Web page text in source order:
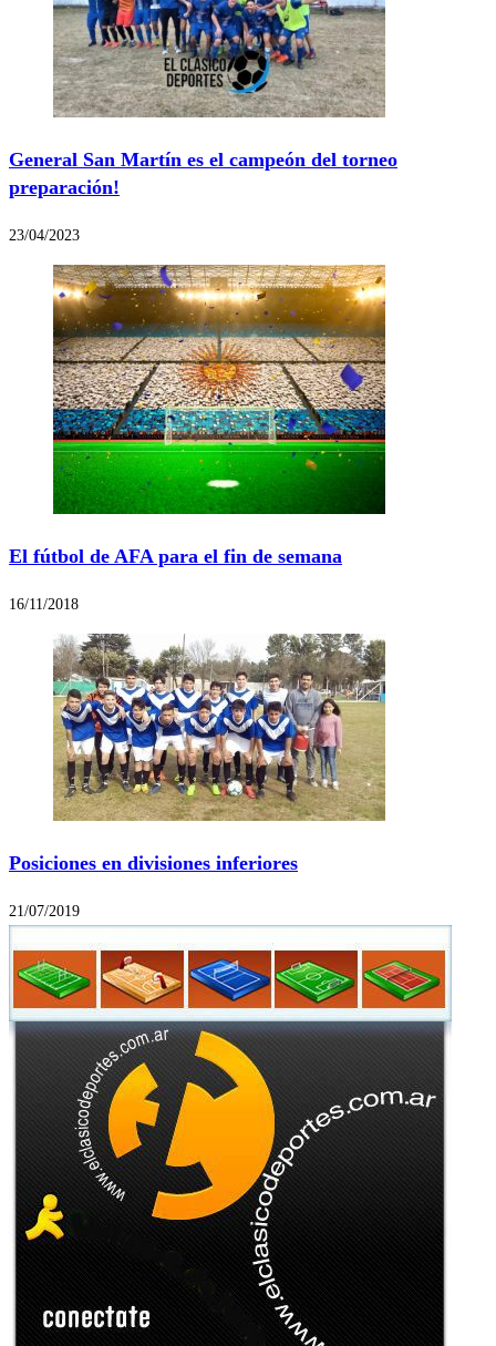
General San Martín es el campeón del torneo
preparación!
23/04/2023
El fútbol de AFA para el fin de semana
16/11/2018
Posiciones en divisiones inferiores
21/07/2019